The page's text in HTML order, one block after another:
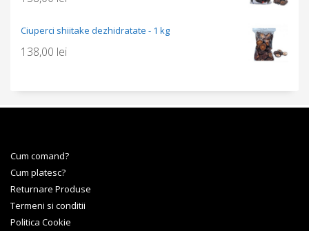
Ciuperci shiitake dezhidratate - 1 kg
138,00 lei
Cum comand?
Cum platesc?
Returnare Produse
Termeni si conditii
Politica Cookie